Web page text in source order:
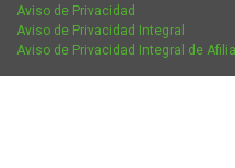
Aviso de Privacidad
Aviso de Privacidad Integral
Aviso de Privacidad Integral de